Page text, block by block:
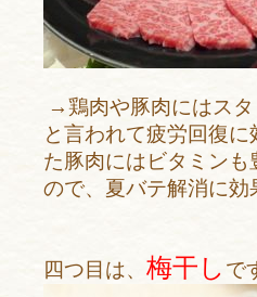
→鶏肉や豚肉にはス
と言われて疲労回復に
た豚肉にはビタミンも
ので、夏バテ解消に効
四つ目は、 梅干し で